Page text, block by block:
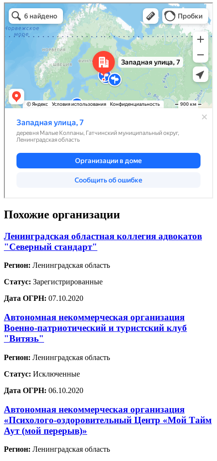
Похожие организации
Ленинградская областная коллегия адвокатов
"Северный стандарт"
Регион: Ленинградская область
Статус: Зарегистрированные
Дата ОГРН: 07.10.2020
Автономная некоммерческая организация
Военно-патриотический и туристский клуб
"Витязь"
Регион: Ленинградская область
Статус: Исключенные
Дата ОГРН: 06.10.2020
Автономная некоммерческая организация
«Психолого-оздоровительный Центр «Мой Тайм
Аут (мой перерыв)»
Регион: Ленинградская область